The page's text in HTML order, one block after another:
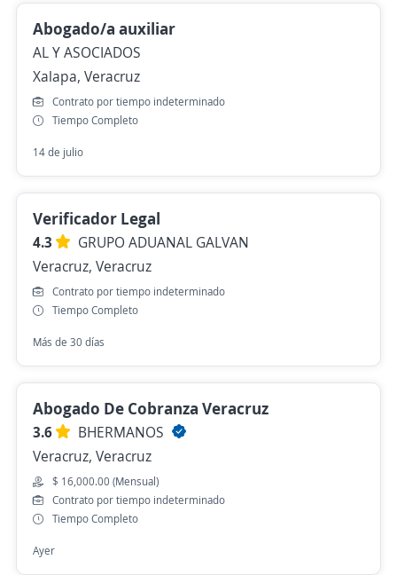
Abogado/a auxiliar
AL Y ASOCIADOS
Xalapa, Veracruz
Contrato por tiempo indeterminado
Tiempo Completo
14 de julio
Verificador Legal
4.3
GRUPO ADUANAL GALVAN
Veracruz, Veracruz
Contrato por tiempo indeterminado
Tiempo Completo
Más de 30 días
Abogado De Cobranza Veracruz
3.6
BHERMANOS
Veracruz, Veracruz
$ 16,000.00 (Mensual)
Contrato por tiempo indeterminado
Tiempo Completo
Ayer